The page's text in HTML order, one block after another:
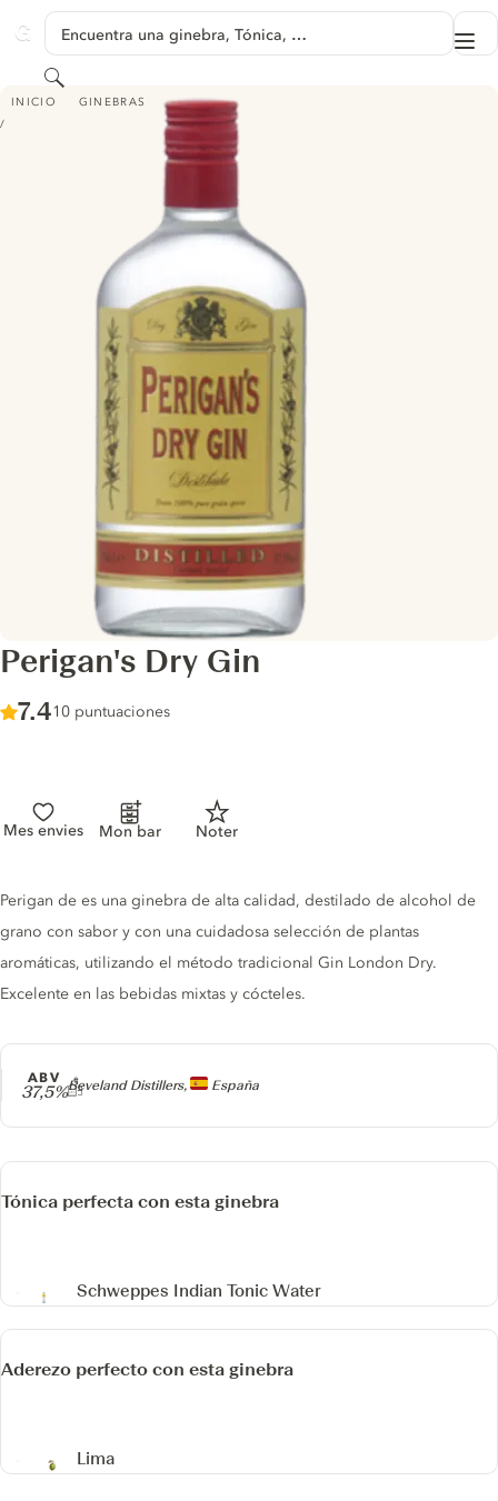
GINVENTORY
Encuentra una ginebra, Tónica, …
Buscar
INICIO GINEBRAS
PERIGAN'S DRY GIN
Perigan's Dry Gin
Score :
7.4/ 10
10 puntuaciones
Mes envies Mon bar Noter
Producer
Beveland Distillers, España
ABV
37,5%
Gin description
Perigan de es una ginebra de alta calidad, destilado de alcohol de
grano con sabor y con una cuidadosa selección de plantas
aromáticas, utilizando el método tradicional Gin London Dry.
Excelente en las bebidas mixtas y cócteles.
Tónica perfecta con esta ginebra
Schweppes Indian Tonic Water
Aderezo perfecto con esta ginebra
Lima